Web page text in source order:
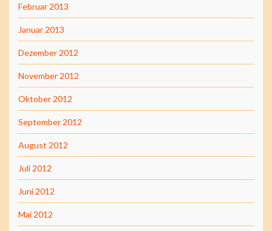
Februar 2013
Januar 2013
Dezember 2012
November 2012
Oktober 2012
September 2012
August 2012
Juli 2012
Juni 2012
Mai 2012